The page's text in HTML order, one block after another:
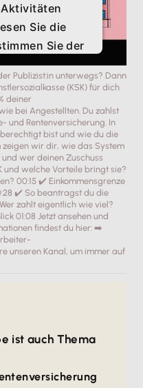
Sie die
Sie der
zu, um
Publizist:in unterwegs? Dann
(KSK) für dich
deiner
bei Angestellten. Du zahlst
und Rentenversicherung. In
bist und wie du die
wir dir, wie das System
wer deinen Zuschuss
und welche Vorteile bringt sie?
00:15 ✔️ Einkommensgrenze
✔️ So beantragst du die
zahlt eigentlich wie viel?
01:08 Jetzt ansehen und
findest du hier: ➡️
unseren Kanal, um immer auf
ist auch Thema